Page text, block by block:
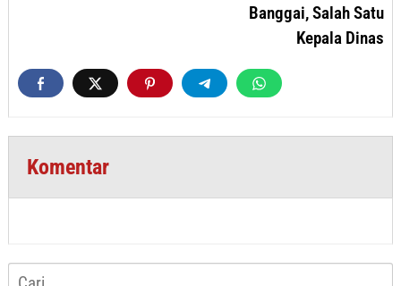
Banggai, Salah Satu
Kepala Dinas
Komentar
Cari